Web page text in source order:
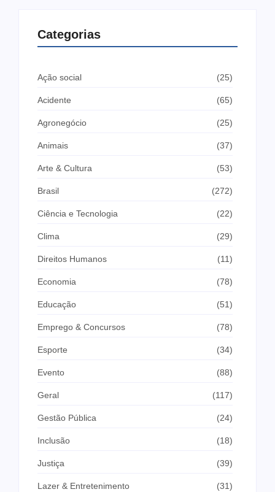
Categorias
Ação social (25)
Acidente (65)
Agronegócio (25)
Animais (37)
Arte & Cultura (53)
Brasil (272)
Ciência e Tecnologia (22)
Clima (29)
Direitos Humanos (11)
Economia (78)
Educação (51)
Emprego & Concursos (78)
Esporte (34)
Evento (88)
Geral (117)
Gestão Pública (24)
Inclusão (18)
Justiça (39)
Lazer & Entretenimento (31)